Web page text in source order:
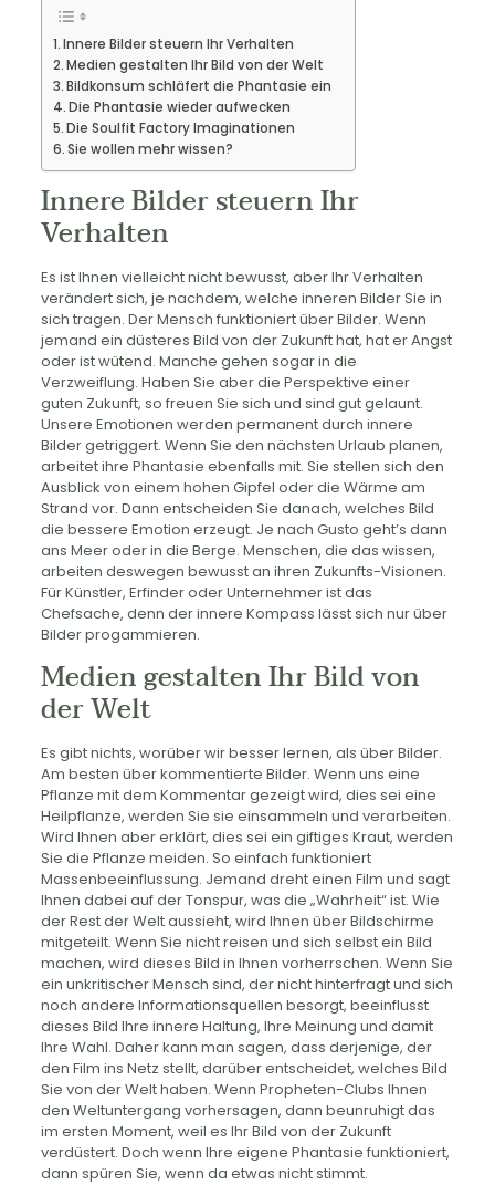
Innere Bilder steuern Ihr Verhalten
Medien gestalten Ihr Bild von der Welt
Bildkonsum schläfert die Phantasie ein
Die Phantasie wieder aufwecken
Die Soulfit Factory Imaginationen
Sie wollen mehr wissen?
Innere Bilder steuern Ihr
Verhalten
Es ist Ihnen vielleicht nicht bewusst, aber Ihr Verhalten
verändert sich, je nachdem, welche inneren Bilder Sie in
sich tragen. Der Mensch funktioniert über Bilder. Wenn
jemand ein düsteres Bild von der Zukunft hat, hat er Angst
oder ist wütend. Manche gehen sogar in die
Verzweiflung. Haben Sie aber die Perspektive einer
guten Zukunft, so freuen Sie sich und sind gut gelaunt.
Unsere Emotionen werden permanent durch innere
Bilder getriggert. Wenn Sie den nächsten Urlaub planen,
arbeitet ihre Phantasie ebenfalls mit. Sie stellen sich den
Ausblick von einem hohen Gipfel oder die Wärme am
Strand vor. Dann entscheiden Sie danach, welches Bild
die bessere Emotion erzeugt. Je nach Gusto geht’s dann
ans Meer oder in die Berge. Menschen, die das wissen,
arbeiten deswegen bewusst an ihren Zukunfts-Visionen.
Für Künstler, Erfinder oder Unternehmer ist das
Chefsache, denn der innere Kompass lässt sich nur über
Bilder progammieren.
Medien gestalten Ihr Bild von
der Welt
Es gibt nichts, worüber wir besser lernen, als über Bilder.
Am besten über kommentierte Bilder. Wenn uns eine
Pflanze mit dem Kommentar gezeigt wird, dies sei eine
Heilpflanze, werden Sie sie einsammeln und verarbeiten.
Wird Ihnen aber erklärt, dies sei ein giftiges Kraut, werden
Sie die Pflanze meiden. So einfach funktioniert
Massenbeeinflussung. Jemand dreht einen Film und sagt
Ihnen dabei auf der Tonspur, was die „Wahrheit“ ist. Wie
der Rest der Welt aussieht, wird Ihnen über Bildschirme
mitgeteilt. Wenn Sie nicht reisen und sich selbst ein Bild
machen, wird dieses Bild in Ihnen vorherrschen. Wenn Sie
ein unkritischer Mensch sind, der nicht hinterfragt und sich
noch andere Informationsquellen besorgt, beeinflusst
dieses Bild Ihre innere Haltung, Ihre Meinung und damit
Ihre Wahl. Daher kann man sagen, dass derjenige, der
den Film ins Netz stellt, darüber entscheidet, welches Bild
Sie von der Welt haben. Wenn Propheten-Clubs Ihnen
den Weltuntergang vorhersagen, dann beunruhigt das
im ersten Moment, weil es Ihr Bild von der Zukunft
verdüstert. Doch wenn Ihre eigene Phantasie funktioniert,
dann spüren Sie, wenn da etwas nicht stimmt.